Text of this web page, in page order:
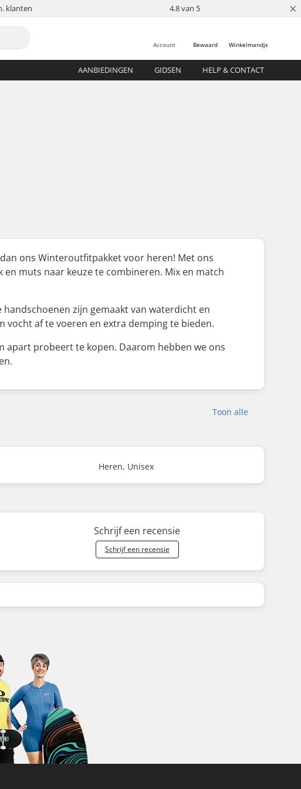
klanten 4.8 van 5 ×
Winkelmandje
Bewaard
Account
AANBIEDINGEN GIDSEN HELP & CONTACT
ons Winteroutfitpakket voor heren! Met ons
muts naar keuze te combineren. Mix en match
zijn gemaakt van waterdicht en
af te voeren en extra demping te bieden.
apart probeert te kopen. Daarom hebben we ons
Toon alle
Heren, Unisex
Schrijf een recensie
Schrijf een recensie